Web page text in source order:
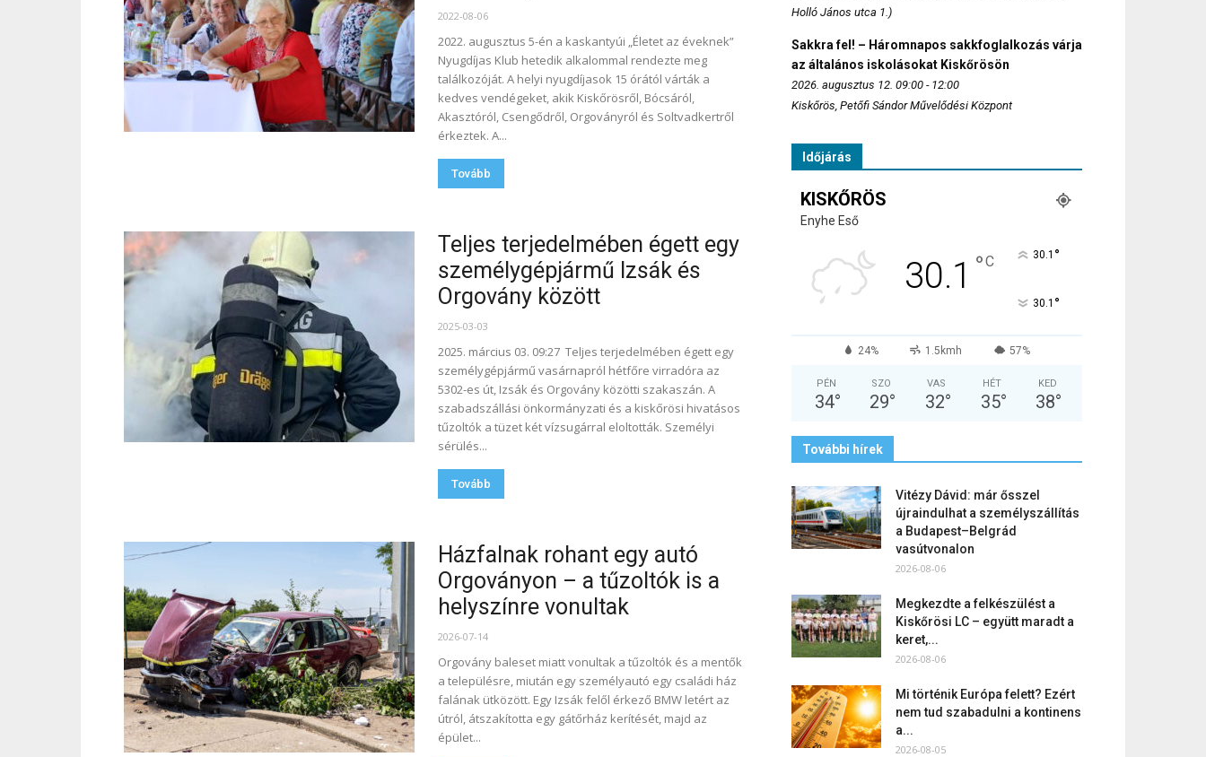
2022-08-06
2022. augusztus 5-én a kaskantyúi „Életet az éveknek”
Nyugdíjas Klub hetedik alkalommal rendezte meg
találkozóját. A helyi nyugdíjasok 15 órától várták a
kedves vendégeket, akik Kiskőrösről, Bócsáról,
Akasztóról, Csengődről, Orgoványról és Soltvadkertről
érkeztek. A...
Tovább
Teljes terjedelmében égett egy
személygépjármű Izsák és
Orgovány között
2025-03-03
2025. március 03. 09:27 Teljes terjedelmében égett egy
személygépjármű vasárnapról hétfőre virradóra az
5302-es út, Izsák és Orgovány közötti szakaszán. A
szabadszállási önkormányzati és a kiskőrösi hivatásos
tűzoltók a tüzet két vízsugárral eloltották. Személyi
sérülés...
Tovább
Házfalnak rohant egy autó
Orgoványon – a tűzoltók is a
helyszínre vonultak
2026-07-14
Orgovány baleset miatt vonultak a tűzoltók és a mentők
a településre, miután egy személyautó egy családi ház
falának ütközött. Egy Izsák felől érkező BMW letért az
útról, átszakította egy gátőrház kerítését, majd az
épület...
Holló János utca 1.)
Sakkra fel! – Háromnapos sakkfoglalkozás várja
az általános iskolásokat Kiskőrösön
2026. augusztus 12. 09:00 - 12:00
Kiskőrös, Petőfi Sándor Művelődési Központ
Időjárás
KISKŐRÖS
Enyhe Eső
30.1 °C 30.1 °
30.1 °
24% 1.5kmh 57%
PÉN
34°
SZO
29°
VAS
32°
HÉT
35°
KED
38°
További hírek
Vitézy Dávid: már ősszel
újraindulhat a személyszállítás
a Budapest–Belgrád
vasútvonalon
2026-08-06
Megkezdte a felkészülést a
Kiskőrösi LC – együtt maradt a
keret,...
2026-08-06
Mi történik Európa felett? Ezért
nem tud szabadulni a kontinens
a...
2026-08-05